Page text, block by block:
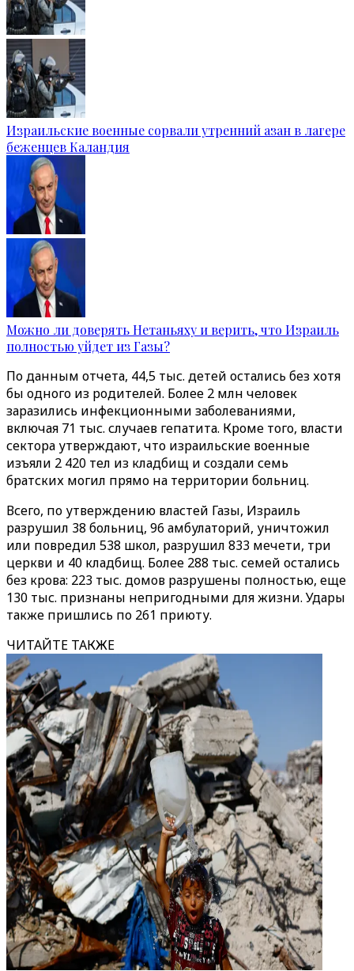
Израильские военные сорвали утренний азан в лагере
беженцев Каландия
Можно ли доверять Нетаньяху и верить, что Израиль
полностью уйдет из Газы?
По данным отчета, 44,5 тыс. детей остались без хотя
бы одного из родителей. Более 2 млн человек
заразились инфекционными заболеваниями,
включая 71 тыс. случаев гепатита. Кроме того, власти
сектора утверждают, что израильские военные
изъяли 2 420 тел из кладбищ и создали семь
братских могил прямо на территории больниц.
Всего, по утверждению властей Газы, Израиль
разрушил 38 больниц, 96 амбулаторий, уничтожил
или повредил 538 школ, разрушил 833 мечети, три
церкви и 40 кладбищ. Более 288 тыс. семей остались
без крова: 223 тыс. домов разрушены полностью, еще
130 тыс. признаны непригодными для жизни. Удары
также пришлись по 261 приюту.
ЧИТАЙТЕ ТАКЖЕ